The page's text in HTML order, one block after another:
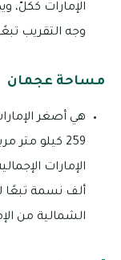
وجه التقريب تبعًا
مساحة عجمان
هي أصغر
الإمارات
الشمالية من